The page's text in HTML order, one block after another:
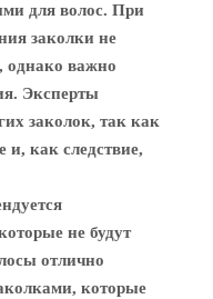
для волос. При
заколки не
однако важно
Эксперты
заколок, так как
как следствие,
не будут
отлично
которые